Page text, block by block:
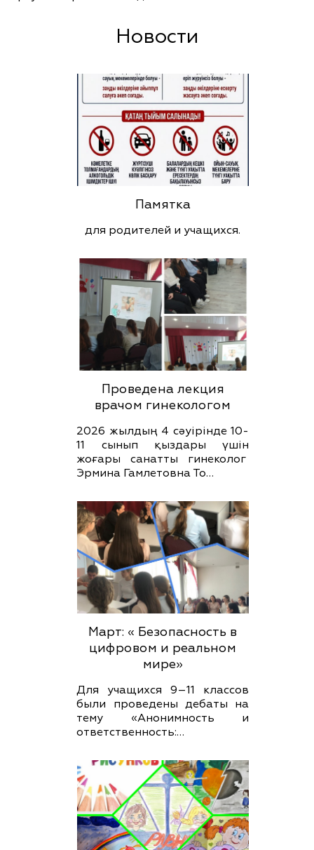
Новости
Памятка
для родителей и учащихся.
Проведена лекция
врачом гинекологом
2026 жылдың 4 сәуірінде 10-
11 сынып қыздары үшін
жоғары санатты гинеколог
Эрмина Гамлетовна То…
Март: « Безопасность в
цифровом и реальном
мире»
Для учащихся 9–11 классов
были проведены дебаты на
тему «Анонимность и
ответственность:…